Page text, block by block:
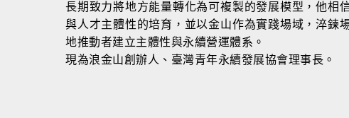
長期致力將地方能量轉化為可複製的發展模型，他相
與人才主體性的培育，並以金山作為實踐場域，淬鍊
地推動者建立主體性與永續營運體系。
現為浪金山創辦人、臺灣青年永續發展協會理事長。